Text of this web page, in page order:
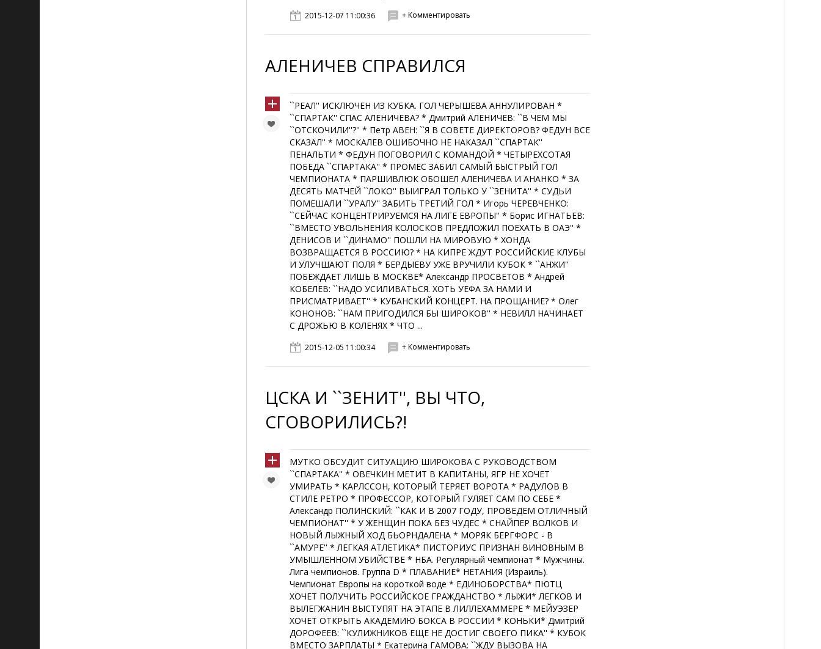
2015-12-07 11:00:36 + Комментировать
АЛЕНИЧЕВ СПРАВИЛСЯ
``РЕАЛ'' ИСКЛЮЧЕН ИЗ КУБКА. ГОЛ ЧЕРЫШЕВА АННУЛИРОВАН *
``СПАРТАК'' СПАС АЛЕНИЧЕВА? * Дмитрий АЛЕНИЧЕВ: ``В ЧЕМ МЫ
``ОТСКОЧИЛИ''?'' * Петр АВЕН: ``Я В СОВЕТЕ ДИРЕКТОРОВ? ФЕДУН ВСЕ
СКАЗАЛ'' * МОСКАЛЕВ ОШИБОЧНО НЕ НАКАЗАЛ ``СПАРТАК''
ПЕНАЛЬТИ * ФЕДУН ПОГОВОРИЛ С КОМАНДОЙ * ЧЕТЫРЕХСОТАЯ
ПОБЕДА ``СПАРТАКА'' * ПРОМЕС ЗАБИЛ САМЫЙ БЫСТРЫЙ ГОЛ
ЧЕМПИОНАТА * ПАРШИВЛЮК ОБОШЕЛ АЛЕНИЧЕВА И АНАНКО * ЗА
ДЕСЯТЬ МАТЧЕЙ ``ЛОКО'' ВЫИГРАЛ ТОЛЬКО У ``ЗЕНИТА'' * СУДЬИ
ПОМЕШАЛИ ``УРАЛУ'' ЗАБИТЬ ТРЕТИЙ ГОЛ * Игорь ЧЕРЕВЧЕНКО:
``СЕЙЧАС КОНЦЕНТРИРУЕМСЯ НА ЛИГЕ ЕВРОПЫ'' * Борис ИГНАТЬЕВ:
``ВМЕСТО УВОЛЬНЕНИЯ КОЛОСКОВ ПРЕДЛОЖИЛ ПОЕХАТЬ В ОАЭ'' *
ДЕНИСОВ И ``ДИНАМО'' ПОШЛИ НА МИРОВУЮ * ХОНДА
ВОЗВРАЩАЕТСЯ В РОССИЮ? * НА КИПРЕ ЖДУТ РОССИЙСКИЕ КЛУБЫ
И УЛУЧШАЮТ ПОЛЯ * БЕРДЫЕВУ УЖЕ ВРУЧИЛИ КУБОК * ``АНЖИ''
ПОБЕЖДАЕТ ЛИШЬ В МОСКВЕ* Александр ПРОСВЕТОВ * Андрей
КОБЕЛЕВ: ``НАДО УСИЛИВАТЬСЯ. ХОТЬ УЕФА ЗА НАМИ И
ПРИСМАТРИВАЕТ'' * КУБАНСКИЙ КОНЦЕРТ. НА ПРОЩАНИЕ? * Олег
КОНОНОВ: ``НАМ ПРИГОДИЛСЯ БЫ ШИРОКОВ'' * НЕВИЛЛ НАЧИНАЕТ
С ДРОЖЬЮ В КОЛЕНЯХ * ЧТО ...
2015-12-05 11:00:34 + Комментировать
ЦСКА И ``ЗЕНИТ'', ВЫ ЧТО,
СГОВОРИЛИСЬ?!
МУТКО ОБСУДИТ СИТУАЦИЮ ШИРОКОВА С РУКОВОДСТВОМ
``СПАРТАКА'' * ОВЕЧКИН МЕТИТ В КАПИТАНЫ, ЯГР НЕ ХОЧЕТ
УМИРАТЬ * КАРЛССОН, КОТОРЫЙ ТЕРЯЕТ ВОРОТА * РАДУЛОВ В
СТИЛЕ РЕТРО * ПРОФЕССОР, КОТОРЫЙ ГУЛЯЕТ САМ ПО СЕБЕ *
Александр ПОЛИНСКИЙ: ``КАК И В 2007 ГОДУ, ПРОВЕДЕМ ОТЛИЧНЫЙ
ЧЕМПИОНАТ'' * У ЖЕНЩИН ПОКА БЕЗ ЧУДЕС * СНАЙПЕР ВОЛКОВ И
НОВЫЙ ЛЫЖНЫЙ ХОД БЬОРНДАЛЕНА * МОРЯК БЕРГФОРС - В
``АМУРЕ'' * ЛЕГКАЯ АТЛЕТИКА* ПИСТОРИУС ПРИЗНАН ВИНОВНЫМ В
УМЫШЛЕННОМ УБИЙСТВЕ * НБА. Регулярный чемпионат * Мужчины.
Лига чемпионов. Группа D * ПЛАВАНИЕ* НЕТАНИЯ (Израиль).
Чемпионат Европы на короткой воде * ЕДИНОБОРСТВА* ПЮТЦ
ХОЧЕТ ПОЛУЧИТЬ РОССИЙСКОЕ ГРАЖДАНСТВО * ЛЫЖИ* ЛЕГКОВ И
ВЫЛЕГЖАНИН ВЫСТУПЯТ НА ЭТАПЕ В ЛИЛЛЕХАММЕРЕ * МЕЙУЭЗЕР
ХОЧЕТ ОТКРЫТЬ АКАДЕМИЮ БОКСА В РОССИИ * КОНЬКИ* Дмитрий
ДОРОФЕЕВ: ``КУЛИЖНИКОВ ЕЩЕ НЕ ДОСТИГ СВОЕГО ПИКА'' * КУБОК
ВМЕСТО ЗАРПЛАТЫ * Екатерина ГАМОВА: ``ЖДУ ВЫЗОВА НА